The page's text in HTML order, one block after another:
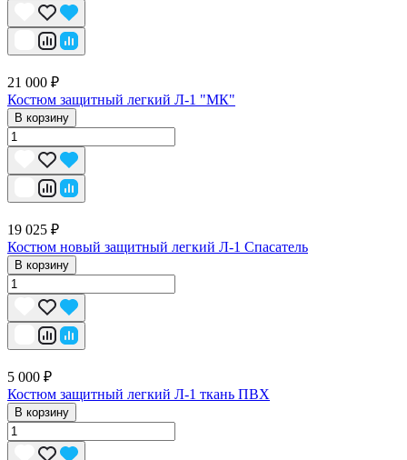
21 000 ₽
Костюм защитный легкий Л-1 "МК"
В корзину
19 025 ₽
Костюм новый защитный легкий Л-1 Спасатель
В корзину
5 000 ₽
Костюм защитный легкий Л-1 ткань ПВХ
В корзину